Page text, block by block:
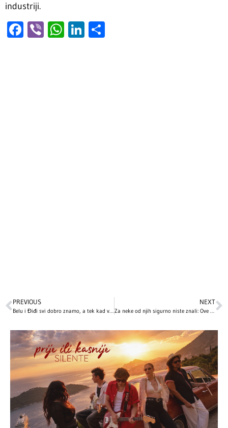
industriji.
Facebook
ViberWhatsApp
LinkedIn
PREVIOUS
Belu i Điđi svi dobro znamo, a tek kad vidite njihovog mlađeg brata! O šarmu Anvara Hadida ne prestaje da bruji svet! (FOTO)
NEXT
Za neke od njih sigurno niste znali: Ove holivudske zvezde proslavljaju Božić 7. januara!